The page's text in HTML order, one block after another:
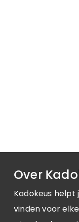
Over
Kadokeus helpt
vinden voor